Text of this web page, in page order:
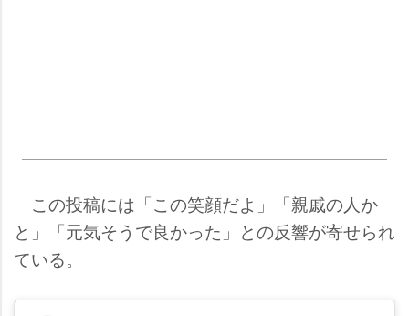
この投稿には「この笑顔だよ」「親戚の人か
と」「元気そうで良かった」との反響が寄せられ
ている。